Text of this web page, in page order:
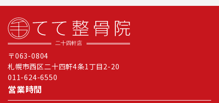
〒063-0804
札幌市西区二十四軒4条1丁目2-20
011-624-6550
営業時間